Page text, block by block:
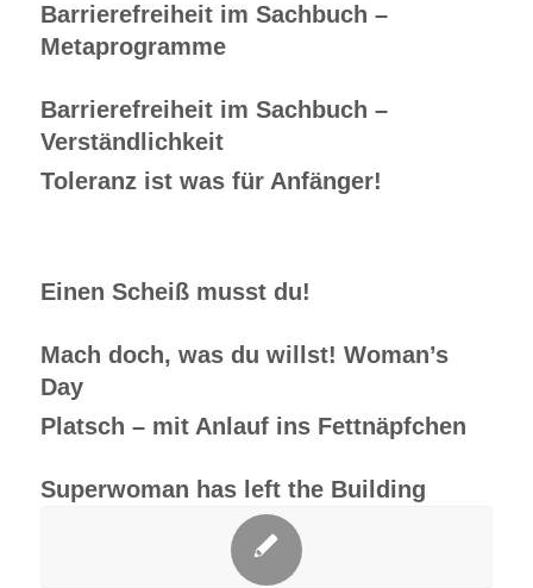
Barrierefreiheit im Sachbuch –
Metaprogramme
Barrierefreiheit im Sachbuch –
Verständlichkeit
Toleranz ist was für Anfänger!
Einen Scheiß musst du!
Mach doch, was du willst! Woman’s
Day
Platsch – mit Anlauf ins Fettnäpfchen
Superwoman has left the Building